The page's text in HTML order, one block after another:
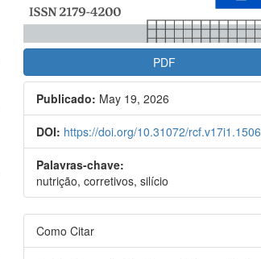
PDF
Publicado: May 19, 2026
DOI: https://doi.org/10.31072/rcf.v17i1.1506
Palavras-chave:
nutrição, corretivos, silício
Como Citar